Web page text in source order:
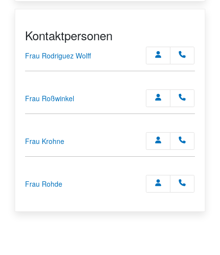
Kontaktpersonen
Frau Rodriguez Wolff
Frau Roßwinkel
Frau Krohne
Frau Rohde